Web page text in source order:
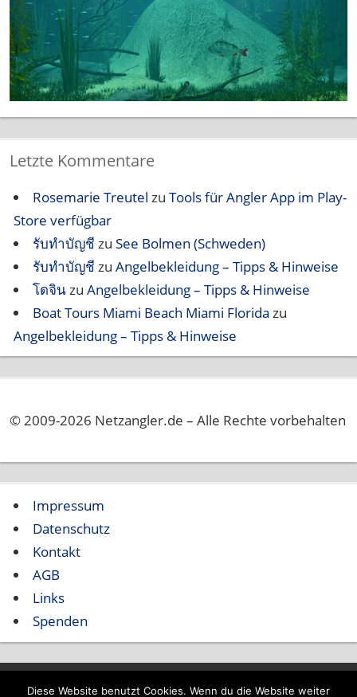
Letzte Kommentare
Rosemarie Treutel zu Tools für Angler App im Play-
Store verfügbar
รับทำบัญชี zu See Bolmen (Schweden)
รับทำบัญชี zu Angelbekleidung – Tipps & Hinweise
โดจินzu Angelbekleidung – Tipps & Hinweise
Boat Tours Miami Beach Miami Florida zu
Angelbekleidung – Tipps & Hinweise
© 2009-2026 Netzangler.de – Alle Rechte vorbehalten
Impressum
Datenschutz
Kontakt
AGB
Links
Spenden
Diese Website benutzt Cookies. Wenn du die Website weiter